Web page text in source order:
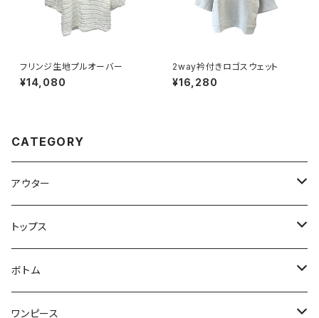
フリンジ生地プルオーバー
¥14,080
2way衿付きロゴスウェット
¥16,280
CATEGORY
アウター
コート
ジャケット
カーディガン
トップス
Tシャツ/カットソー
シャツ/ブラウス
ボトム
スカート
ワンピース